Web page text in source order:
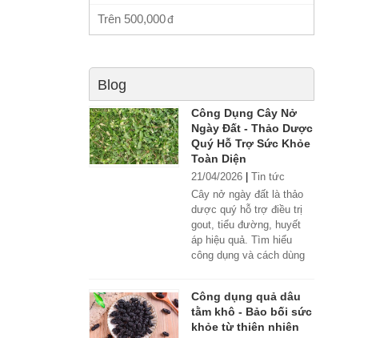
Trên 500,000
Blog
Công Dụng Cây Nở
Ngày Đất - Thảo Dược
Quý Hỗ Trợ Sức Khỏe
Toàn Diện
21/04/2026
Tin tức
Cây nở ngày đất là thảo
dược quý hỗ trợ điều trị
gout, tiểu đường, huyết
áp hiệu quả. Tìm hiểu
công dụng và cách dùng
Công dụng quả dâu
tằm khô - Bảo bối sức
khỏe từ thiên nhiên